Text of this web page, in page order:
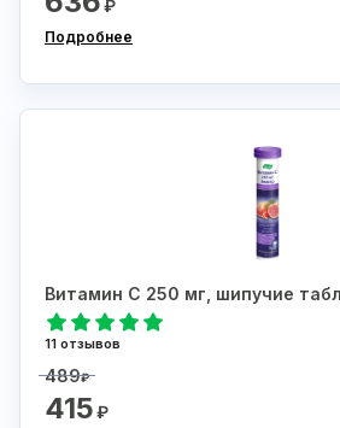
₽
Подробнее
Витамин С 250 мг, шипучие
11 отзывов
489₽
415₽